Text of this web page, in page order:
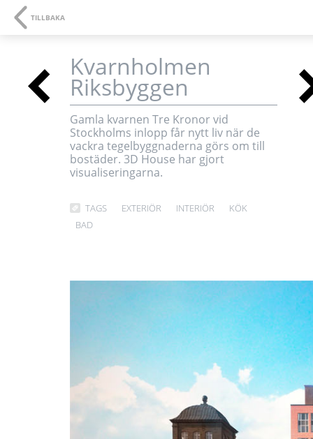
NAVIGATION
TILLBAKA
3D-visualiseringar
multimedia
Tre dimensioner
ESTETIK
KVALITE
NÄRHET
<
Kvarnholmen
Riksbyggen
Gamla kvarnen Tre Kronor vid
Stockholms inlopp får nytt liv när de
vackra tegelbyggnaderna görs om till
bostäder. 3D House har gjort
visualiseringarna.
TAGS EXTERIÖR INTERIÖR
KÖK
BAD